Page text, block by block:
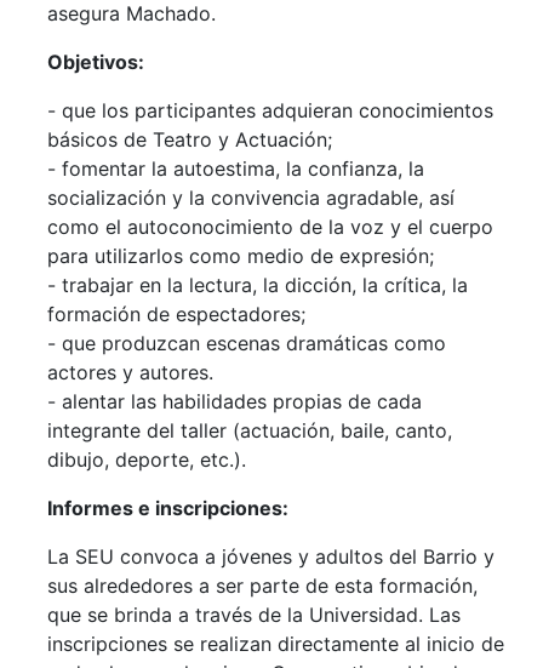
asegura Machado.
Objetivos:
- que los participantes adquieran conocimientos
básicos de Teatro y Actuación;
- fomentar la autoestima, la confianza, la
socialización y la convivencia agradable, así
como el autoconocimiento de la voz y el cuerpo
para utilizarlos como medio de expresión;
- trabajar en la lectura, la dicción, la crítica, la
formación de espectadores;
- que produzcan escenas dramáticas como
actores y autores.
- alentar las habilidades propias de cada
integrante del taller (actuación, baile, canto,
dibujo, deporte, etc.).
Informes e inscripciones:
La SEU convoca a jóvenes y adultos del Barrio y
sus alrededores a ser parte de esta formación,
que se brinda a través de la Universidad. Las
inscripciones se realizan directamente al inicio de